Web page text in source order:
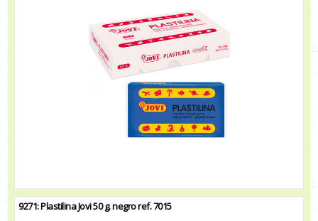
9271: Plastilina Jovi 50 g. negro ref. 7015